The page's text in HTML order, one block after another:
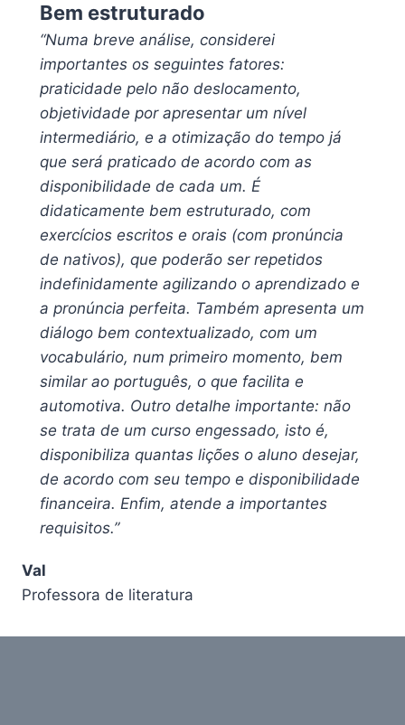
Bem estruturado
“Numa breve análise, considerei
importantes os seguintes fatores:
praticidade pelo não deslocamento,
objetividade por apresentar um nível
intermediário, e a otimização do tempo já
que será praticado de acordo com as
disponibilidade de cada um. É
didaticamente bem estruturado, com
exercícios escritos e orais (com pronúncia
de nativos), que poderão ser repetidos
indefinidamente agilizando o aprendizado e
a pronúncia perfeita. Também apresenta um
diálogo bem contextualizado, com um
vocabulário, num primeiro momento, bem
similar ao português, o que facilita e
automotiva. Outro detalhe importante: não
se trata de um curso engessado, isto é,
disponibiliza quantas lições o aluno desejar,
de acordo com seu tempo e disponibilidade
financeira. Enfim, atende a importantes
requisitos.”
Val
Professora de literatura